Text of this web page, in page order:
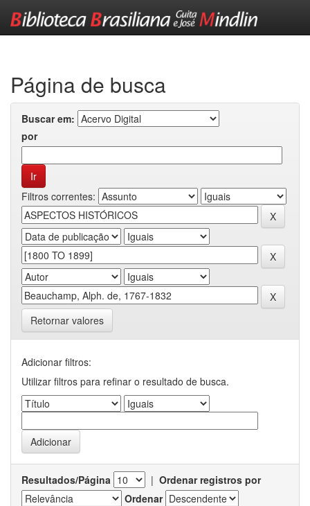
Página de busca
Buscar em:
por
Filtros correntes:
Retornar valores
Adicionar filtros:
Utilizar filtros para refinar o resultado de busca.
Resultados/Página | Ordenar registros por
Ordenar